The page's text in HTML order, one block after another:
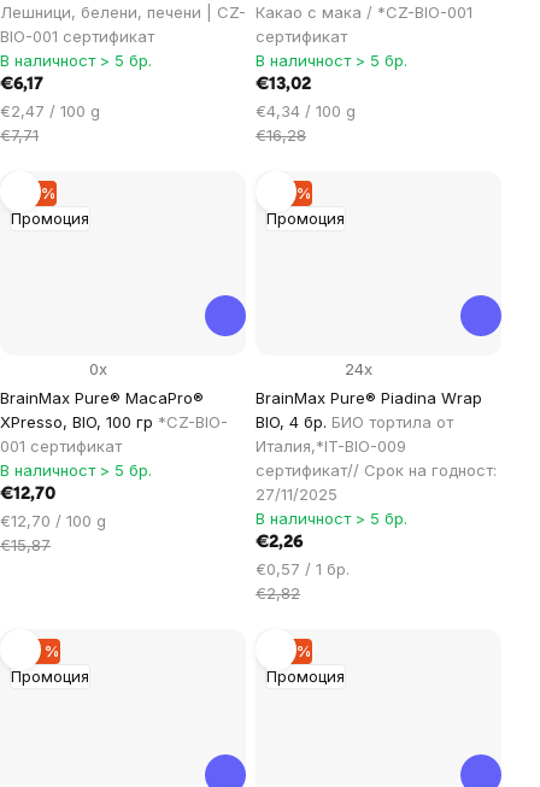
Лешници, белени, печени | CZ-
BIO-001 сертификат
В наличност > 5 бр.
€6,17
Цена
за
€2,47 / 100 g
€7,71
Какао с мака / *CZ-BIO-001
сертификат
В наличност > 5 бр.
€13,02
Цена
за
€4,34 / 100 g
€16,28
Промоция
–19 %
BrainMax Pure® MacaPro®
XPresso, BIO, 100 гр *CZ-BIO-
001 сертификат
0x
В наличност > 5 бр.
€12,70
Цена
за
€12,70 / 100 g
€15,87
Промоция
–19 %
BrainMax Pure® Piadina Wrap
BIO, 4 бр. БИО тортила от
Италия,*IT-BIO-009
сертификат// Срок на годност:
27/11/2025
24x
В наличност > 5 бр.
€2,26
Цена
за
€0,57 / 1 бр.
€2,82
Промоция
–20 %
Промоция
–19 %